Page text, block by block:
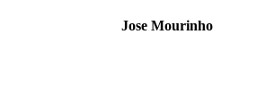
Jose Mourinho